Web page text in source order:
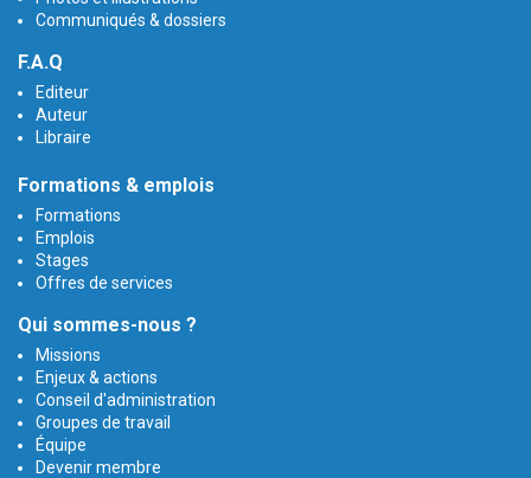
Communiqués & dossiers
F.A.Q
Editeur
Auteur
Libraire
Formations & emplois
Formations
Emplois
Stages
Offres de services
Qui sommes-nous ?
Missions
Enjeux & actions
Conseil d'administration
Groupes de travail
Équipe
Devenir membre